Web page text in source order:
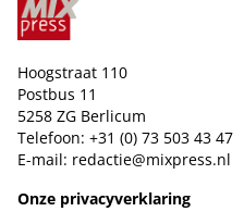
Hoogstraat 110
Postbus 11
5258 ZG Berlicum
Telefoon: +31 (0) 73 503 43 47
E-mail: redactie@mixpress.nl
Onze privacyverklaring